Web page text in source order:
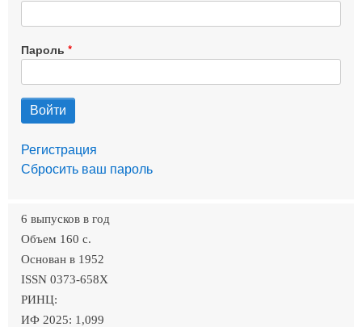
Пароль
Регистрация
Сбросить ваш пароль
6 выпусков в год
Объем 160 c.
Основан в 1952
ISSN 0373-658X
РИНЦ:
ИФ 2025: 1,099